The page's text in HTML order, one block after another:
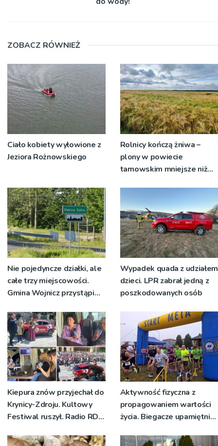
ZOBACZ RÓWNIEŻ
Ciało kobiety wyłowione z
Jeziora Rożnowskiego
Rolnicy kończą żniwa –
plony w powiecie
tarnowskim mniejsze niż
Nie pojedyncze działki, ale
całe trzy miejscowości.
Gmina Wojnicz przystąpi
planistycznych
Wypadek quada z udziałem
dzieci. LPR zabrał jedną z
poszkodowanych osób
Kiepura znów przyjechał do
Krynicy-Zdroju. Kultowy
Festiwal ruszył. Radio RDN
żywo [ZDJĘCIA]
Aktywność fizyczna z
propagowaniem wartości
życia. Biegacze upamiętnili